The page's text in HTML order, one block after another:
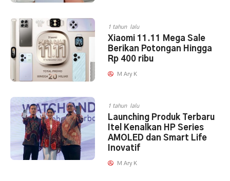
1 tahun lalu
Xiaomi 11.11 Mega Sale
Berikan Potongan Hingga
Rp 400 ribu
M Ary K
1 tahun lalu
Launching Produk Terbaru
Itel Kenalkan HP Series
AMOLED dan Smart Life
Inovatif
M Ary K